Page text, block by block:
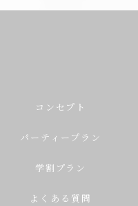
コンセプト
パーティープラン
学割プラン
よくある質問